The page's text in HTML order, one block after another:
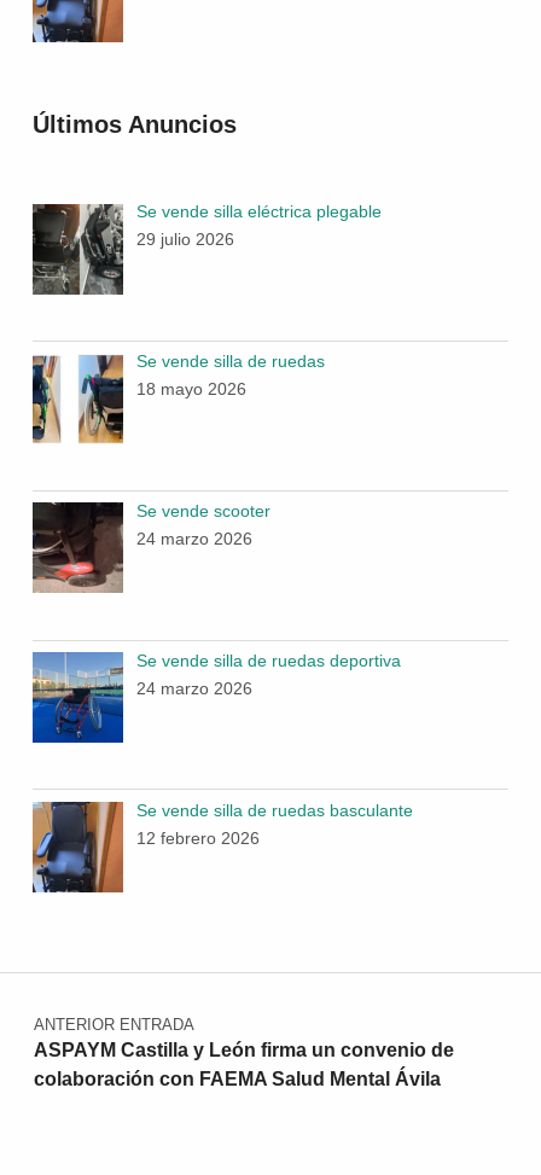
Últimos Anuncios
Se vende silla eléctrica plegable
29 julio 2026
Se vende silla de ruedas
18 mayo 2026
Se vende scooter
24 marzo 2026
Se vende silla de ruedas deportiva
24 marzo 2026
Se vende silla de ruedas basculante
12 febrero 2026
Navegación de entradas
ANTERIOR ENTRADA
ASPAYM Castilla y León firma un convenio de
colaboración con FAEMA Salud Mental Ávila